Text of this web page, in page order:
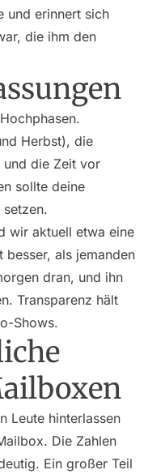
und erinnert sich
die ihm den
Herbst), die
und die Zeit vor
sollte deine
wir aktuell etwa eine
besser, als jemanden
dran, und ihn
Transparenz hält
Shows.
Leute hinterlassen
Die Zahlen
Ein großer Teil